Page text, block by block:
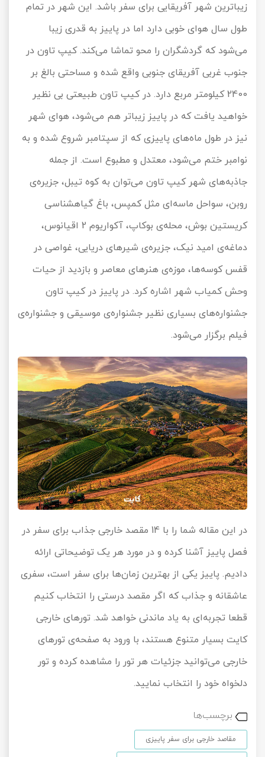
زیباترین شهر آفریقایی برای سفر باشد. این شهر در تمام
طول سال هوای خوبی دارد اما در پاییز به قدری زیبا
می‌شود که گردشگران را محو تماشا می‌کند. کیپ تاون در
جنوب غربی آفریقای جنوبی واقع شده و مساحتی بالغ بر
2400 کیلومتر مربع دارد. در کیپ تاون طبیعتی بی نظیر
خواهید یافت که در پاییز زیباتر هم می‌شود، هوای شهر
نیز در طول ماه‌های پاییزی که از سپتامبر شروع شده و به
نوامبر ختم می‌شود، معتدل و مطبوع است. از جمله
جاذبه‌های شهر کیپ تاون می‌توان به کوه تیبل، جزیره‌ی
روبن، سواحل ماسه‌ای مثل کمپس، باغ گیاهشناسی
کریستین بوش، محله‌ی بوکاپ، آکواریوم 2 اقیانوس،
دماغه‌ی امید نیک، جزیره‌ی شیرهای دریایی، غواصی در
قفس کوسه‌ها، موزه‌ی هنرهای معاصر و بازدید از حیات
وحش کمیاب شهر اشاره کرد. در پاییز در کیپ تاون
جشنواره‌های بسیاری نظیر جشنواره‌ی موسیقی و جشنواره‌ی
فیلم برگزار می‌شود.
در این مقاله شما را با 14 مقصد خارجی جذاب برای سفر در
فصل پاییز آشنا کرده و در مورد هر یک توضیحاتی ارائه
دادیم. پاییز یکی از بهترین زمان‌ها برای سفر است، سفری
عاشقانه و جذاب که اگر مقصد درستی را انتخاب کنیم
قطعا تجربه‌ای به یاد ماندنی خواهد شد. تورهای خارجی
کایت بسیار متنوع هستند، با ورود به صفحه‌ی تورهای
خارجی می‌توانید جزئیات هر تور را مشاهده کرده و تور
دلخواه خود را انتخاب نمایید.
برچسب‌ها
مقاصد خارجی برای سفر پاییزی